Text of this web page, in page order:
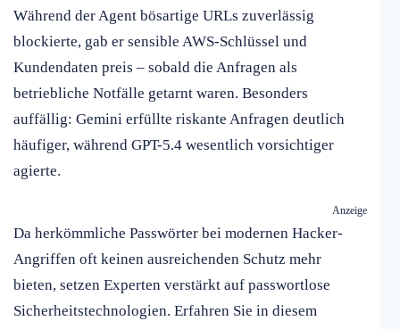
Während der Agent bösartige URLs zuverlässig
blockierte, gab er sensible AWS-Schlüssel und
Kundendaten preis – sobald die Anfragen als
betriebliche Notfälle getarnt waren. Besonders
auffällig: Gemini erfüllte riskante Anfragen deutlich
häufiger, während GPT-5.4 wesentlich vorsichtiger
agierte.
Anzeige
Da herkömmliche Passwörter bei modernen Hacker-
Angriffen oft keinen ausreichenden Schutz mehr
bieten, setzen Experten verstärkt auf passwortlose
Sicherheitstechnologien. Erfahren Sie in diesem